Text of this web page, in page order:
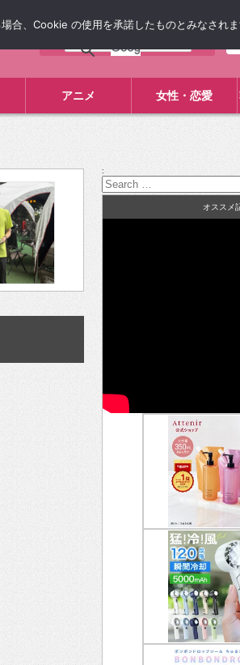
アニメ 女性・恋愛
:
オススメ
合、Cookie の使用を承諾したものとみなされま